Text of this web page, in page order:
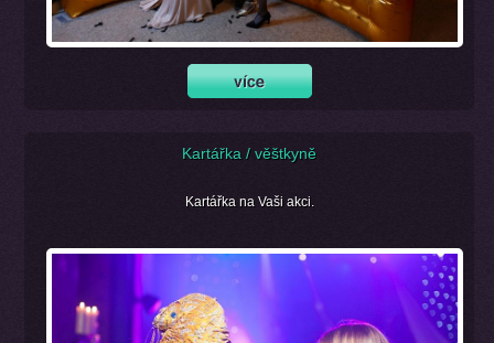
Kartářka / věštkyně
Kartářka na Vaši akci.